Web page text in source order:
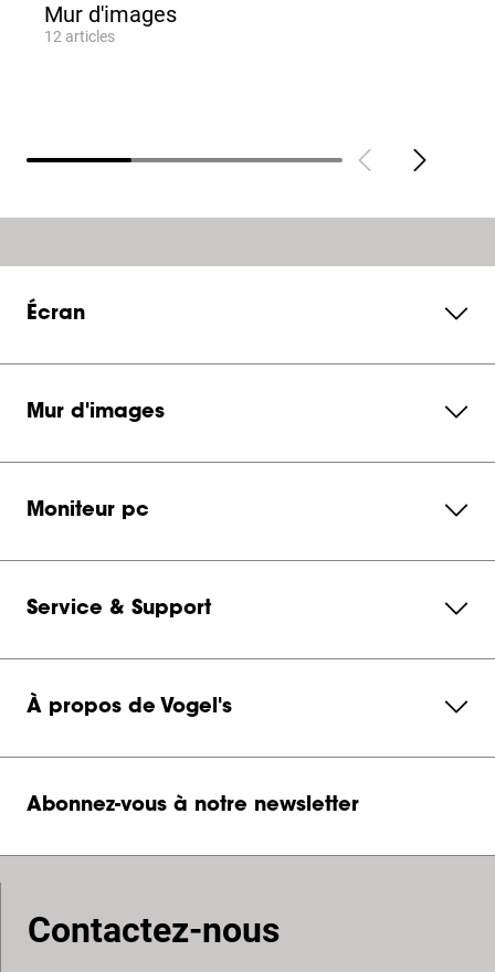
Mur d'images
12 articles
Écran
Mur d'images
Moniteur pc
Service & Support
À propos de Vogel's
Abonnez-vous à notre newsletter
Contactez-nous